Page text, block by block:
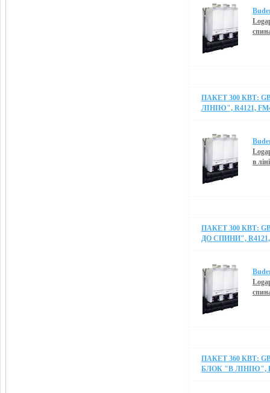
ПАКЕТ 300 КВТ:
ЛІНІЮ", R4121,
в
ПАКЕТ 300 КВТ:
ДО СПИНИ", R4121,
ПАКЕТ 360 КВТ:
БЛОК "В ЛІНІЮ",